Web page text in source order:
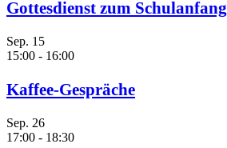
Gottesdienst zum Schulanfang
Sep. 15
15:00 - 16:00
Kaffee-Gespräche
Sep. 26
17:00 - 18:30